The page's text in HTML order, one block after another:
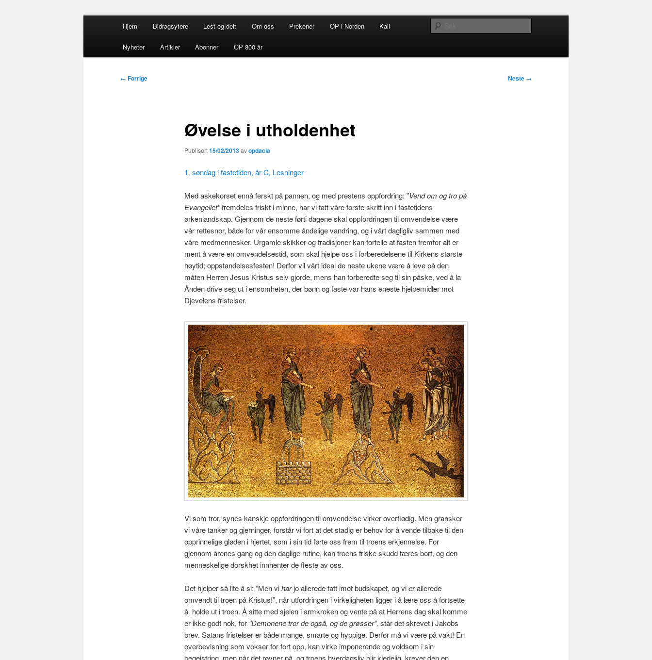
Dominikanerordenen i Norden
Hjem Bidragsytere Lest og delt Om oss Prekener OP i Norden Kall
Nyheter Artikler Abonner OP 800 år
Innleggsnavigasjon
← Forrige Neste →
Øvelse i utholdenhet
Publisert15/02/2013avopdacia
1. søndag i fastetiden, år C, Lesninger
Med askekorset ennå ferskt på pannen, og med prestens oppfordring: ”Vend om og tro på
Evangeliet”fremdeles friskt i minne, har vi tatt våre første skritt inn i fastetidens
ørkenlandskap. Gjennom de neste førti dagene skal oppfordringen til omvendelse være
vår rettesnor, både for vår ensomme åndelige vandring, og i vårt dagligliv sammen med
våre medmennesker. Urgamle skikker og tradisjoner kan fortelle at fasten fremfor alt er
ment å være en omvendelsestid, som skal hjelpe oss i forberedelsene til Kirkens største
høytid; oppstandelsesfesten! Derfor vil vårt ideal de neste ukene være å leve på den
måten Herren Jesus Kristus selv gjorde, mens han forberedte seg til sin påske, ved å la
Ånden drive seg ut i ensomheten, der bønn og faste var hans eneste hjelpemidler mot
Djevelens fristelser.
Vi som tror, synes kanskje oppfordringen til omvendelse virker overflødig. Men gransker
vi våre tanker og gjerninger, forstår vi fort at det stadig er behov for å vende tilbake til den
opprinnelige gløden i hjertet, som i sin tid førte oss frem til troens erkjennelse. For
gjennom årenes gang og den daglige rutine, kan troens friske skudd tæres bort, og den
menneskelige dorskhet innhenter de fleste av oss.
Det hjelper så lite å si: ”Men viharjo allerede tatt imot budskapet, og vierallerede
omvendt til troen på Kristus!”, når utfordringen i virkeligheten ligger i å lære oss å fortsette
å holde ut i troen. Å sitte med sjelen i armkroken og vente på at Herrens dag skal komme
er ikke godt nok, for ”Demonene tror de også, og de grøsser”, står det skrevet i Jakobs
brev. Satans fristelser er både mange, smarte og hyppige. Derfor må vi være på vakt! En
overbevisning som vokser for fort opp, kan virke imponerende og voldsom i sin
begeistring, men når det røyner på, og troens hverdagsliv blir kjedelig, krever den en